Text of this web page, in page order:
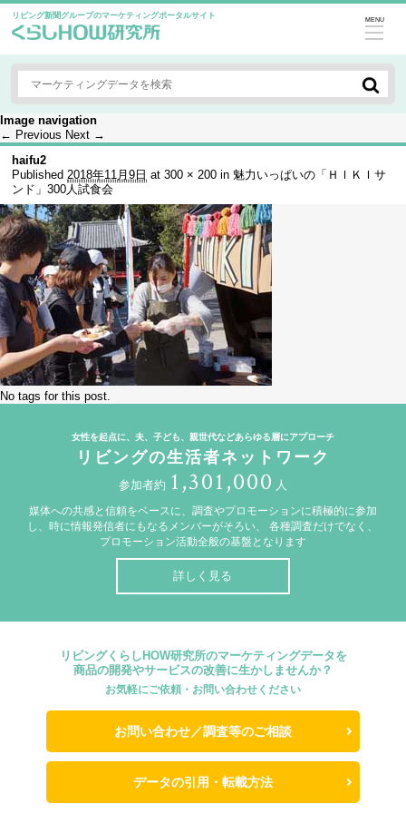
リビング新聞グループのマーケティングポータルサイト MENU
Image navigation
← Previous Next →
haifu2
Published2018年11月9日 at300 × 200 in 魅力いっぱいの「ＨＩＫＩサ
ンド」300人試食会
No tags for this post.
女性を起点に、夫、子ども、親世代などあらゆる層にアプローチ
リビングの生活者ネットワーク
参加者約 1,301,000 人
媒体への共感と信頼をベースに、調査やプロモーションに積極的に参加
し、時に情報発信者にもなるメンバーがそろい、
各種調査だけでなく、
プロモーション活動全般の基盤となります
詳しく見る
リビングくらしHOW研究所のマーケティングデータを
商品の開発やサービスの改善に生かしませんか？
お気軽にご依頼・お問い合わせください
お問い合わせ／調査等のご相談
データの引用・転載方法